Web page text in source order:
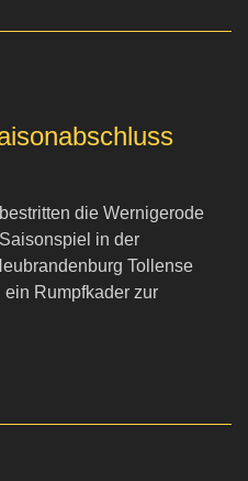
die Wernigerode
in der
Tollense
Rumpfkader zur